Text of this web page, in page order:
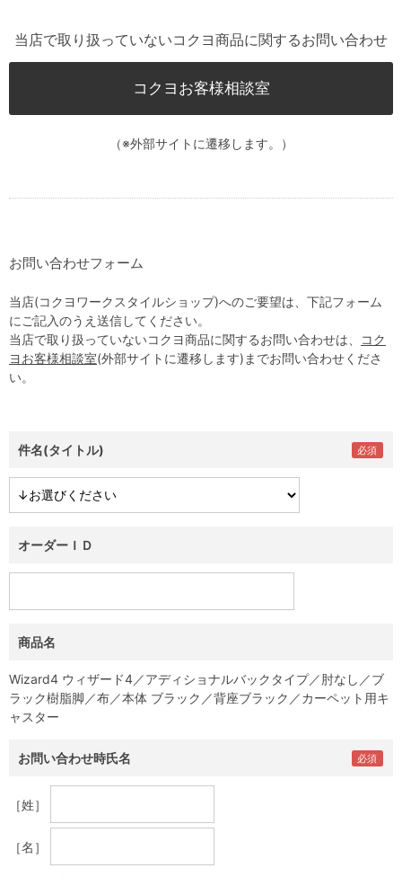
当店で取り扱っていないコクヨ商品に関するお問い合わせ
コクヨお客様相談室
（※外部サイトに遷移します。）
お問い合わせフォーム
当店(コクヨワークスタイルショップ)へのご要望は、下記フォーム
にご記入のうえ送信してください。
当店で取り扱っていないコクヨ商品に関するお問い合わせは、
コク
ヨお客様相談室(外部サイトに遷移します)までお問い合わせくださ
い。
件名(タイトル)
オーダーＩＤ
商品名
Wizard4 ウィザード4／アディショナルバックタイプ／肘なし／ブ
ラック樹脂脚／布／本体 ブラック／背座ブラック／カーペット用キ
ャスター
お問い合わせ時氏名
［姓］
［名］